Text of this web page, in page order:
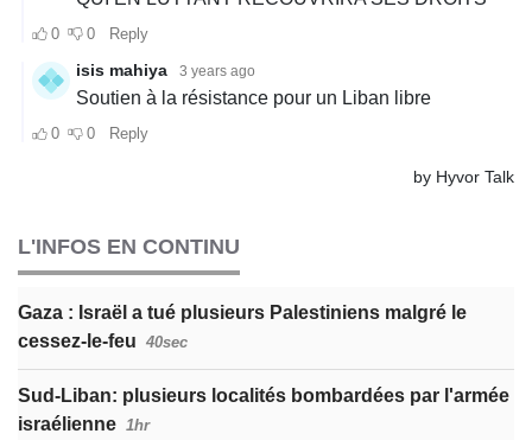
L'INFOS EN CONTINU
Gaza : Israël a tué plusieurs Palestiniens malgré le
cessez-le-feu 40sec
Sud-Liban: plusieurs localités bombardées par l'armée
israélienne 1hr